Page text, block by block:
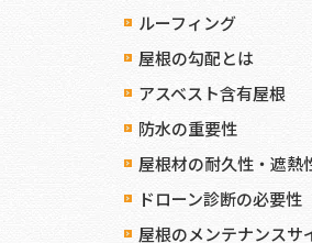
ルーフィング
屋根の勾配とは
アスベスト含有屋根
防水の重要性
屋根材の耐久性・遮熱
ドローン診断の必要性
屋根のメンテナンスサ